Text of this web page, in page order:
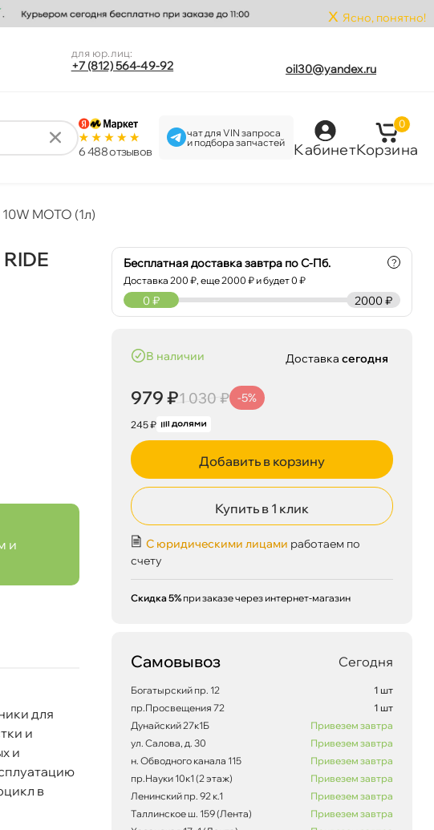
x Ясно, понятно!
для юр.лиц:
+7 (812) 564-49-92 oil30@yandex.ru
6 488 отзыво
чат для VIN запроса
и подбора запчастей
Кабинет
0
Корзина
MOTO (1л)
и
для
и
и
Бесплатная доставка завтра по С-Пб.
Доставка200 ₽, еще2000 ₽ и будет 0 ₽
?
2000 ₽
0 ₽
наличии
979 ₽1 030 ₽ -5%
245 ₽
Доставкасегодня
Добавить в корзину
Купить в 1 клик
С юридическими лицами работаем по
счету
Скидка 5% при заказе через интернет-магазин
Самовывоз Сегодня
Богатырский пр. 12
1 шт
пр.Просвещения 72
1 шт
Дунайский 27к1Б
Привезем завтра
ул. Салова, д. 30
Привезем завтра
н. Обводного канала 115
Привезем завтра
пр.Науки 10к1 (2 этаж)
Привезем завтра
Ленинский пр. 92 к.1
Привезем завтра
Таллинское ш. 159 (Лента)
Привезем завтра
979 ₽1 030 ₽ корзину